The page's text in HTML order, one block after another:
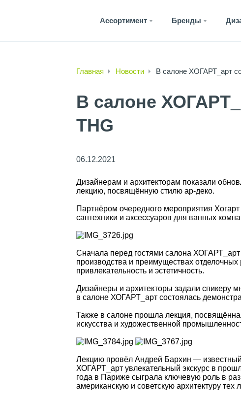
Ассортимент Бренды
Главная Новости В салоне ХОГАРТ_арт
В салоне
THG
06.12.2021
Дизайнерам и архитекторам показали
лекцию, посвящённую стилю ар-деко.
Партнёром очередного мероприятия
сантехники и аксессуаров для ванных
Сначала перед гостями салона
производства и преимуществах
привлекательность и эстетичность.
Дизайнеры и архитекторы задали спикеру
в салоне ХОГАРТ_арт состоялась
Также в салоне прошла лекция,
искусства и художественной
Лекцию провёл Андрей Бархин — известный
ХОГАРТ_арт увлекательный экскурс в
года в Париже сыграла ключевую роль в
американскую и советскую архитектуру тех